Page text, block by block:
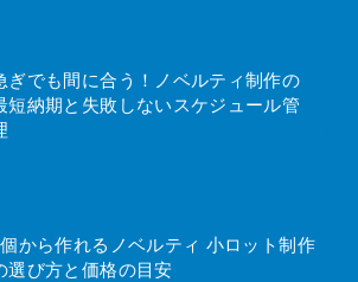
ぎでも間に合う！ノベルティ制作の
短納期と失敗しないスケジュール管
から作れるノベルティ 小ロット制作
選び方と価格の目安